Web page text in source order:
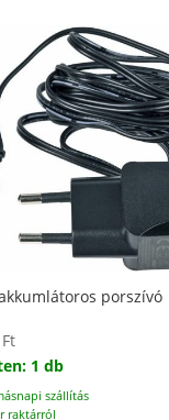
porszívó
Ft
1 db
szállítás
raktárról